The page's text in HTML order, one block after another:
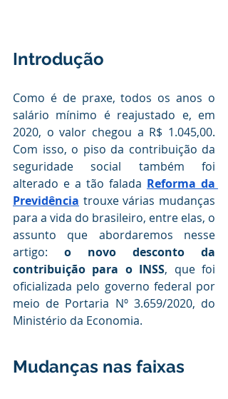
Introdução
Como é de praxe, todos os anos o
salário mínimo é reajustado e, em
2020, o valor chegou a R$ 1.045,00.
Com isso, o piso da contribuição da
seguridade social também foi
alterado e a tão falada Reforma da
Previdência trouxe várias mudanças
para a vida do brasileiro, entre elas, o
assunto que abordaremos nesse
artigo: o novo desconto da
contribuição para o INSS, que foi
oficializada pelo governo federal por
meio de Portaria Nº 3.659/2020, do
Ministério da Economia.
Mudanças nas faixas